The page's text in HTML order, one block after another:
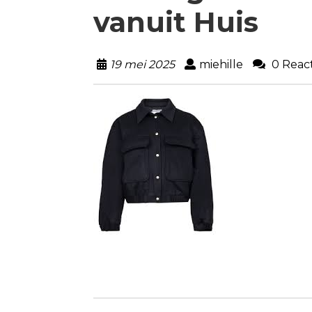
vanuit Huis
19 mei 2025 miehille 0